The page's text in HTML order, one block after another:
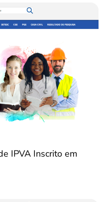
IPVA Inscrito em